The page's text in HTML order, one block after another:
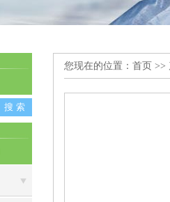
您现在的位置： 首页 >>